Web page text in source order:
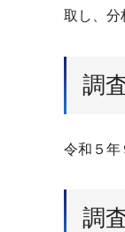
取し、分
調
令和５年
調